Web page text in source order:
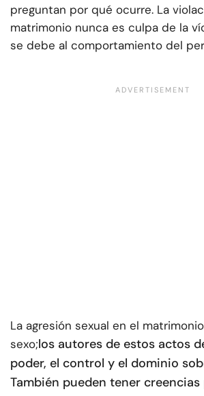
preguntan por qué ocurre. La
matrimonio nunca es culpa de la
se debe al comportamiento del
La agresión sexual en el
sexo;los autores de estos actos
poder, el control y el dominio
También pueden tener creencias